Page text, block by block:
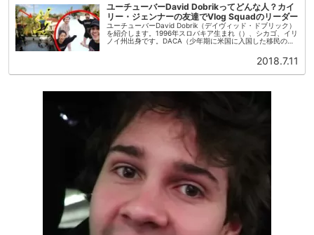
ユーチューバーDavid Dobrikってどんな人？カイ
リー・ジェンナーの友達でVlog Squadのリーダー
ユーチューバーDavid Dobrik（デイヴィッド・ドブリック）
を紹介します。1996年スロバキア生まれ（）、シカゴ、イリ
ノイ州出身です。DACA（少年期に米国に入国した移民の延
2018.7.11